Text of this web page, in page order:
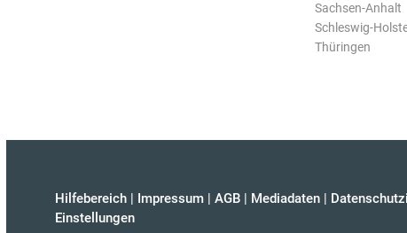
Sachsen-Anhalt
Schleswig-
Thüringen
Hilfebereich | Impressum | AGB | Mediadaten |
Einstellungen